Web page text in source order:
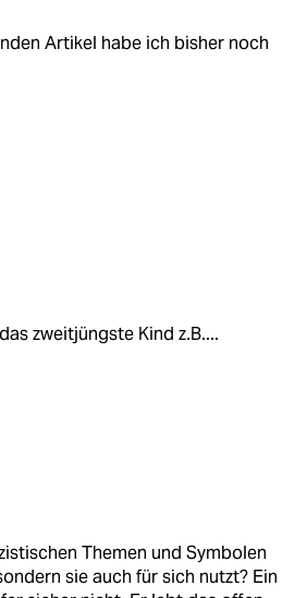
Artikel habe ich bisher noch
zweitjüngste Kind z.B....
Themen und Symbolen
sie auch für sich nutzt? Ein